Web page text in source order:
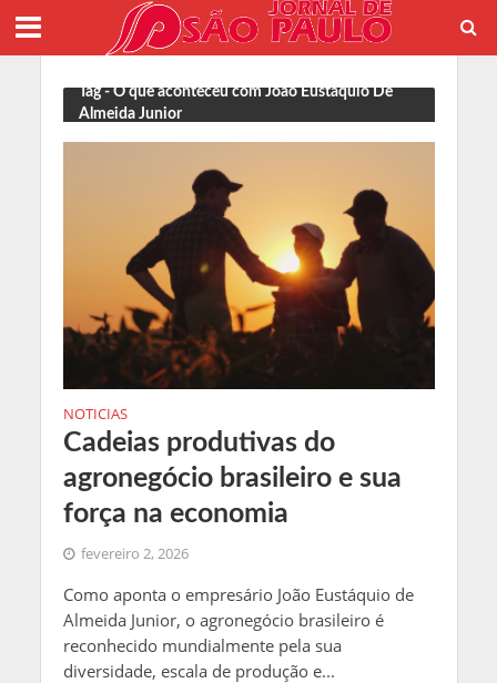
Tag - O que aconteceu com João Eustáquio De
Almeida Junior
NOTICIAS
Cadeias produtivas do
agronegócio brasileiro e sua
força na economia
fevereiro 2, 2026
Como aponta o empresário João Eustáquio de
Almeida Junior, o agronegócio brasileiro é
reconhecido mundialmente pela sua
diversidade, escala de produção e...